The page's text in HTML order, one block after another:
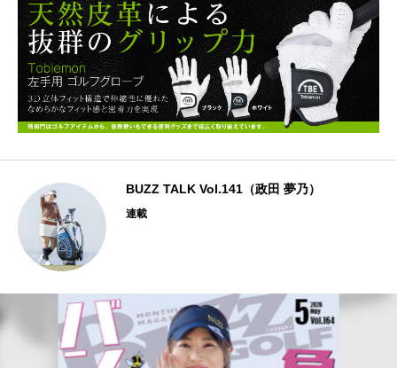
BUZZ TALK Vol.141（政田 夢乃）
連載